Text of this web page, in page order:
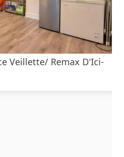
Veillette/ Remax D'Ici-